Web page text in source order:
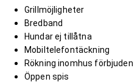
Grillmöjligheter
Bredband
Hundar ej tillåtna
Mobiltelefontäckning
Rökning inomhus förbjuden
Öppen spis